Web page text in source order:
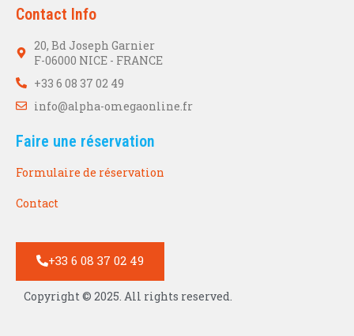
Contact Info
20, Bd Joseph Garnier
F-06000 NICE - FRANCE
+33 6 08 37 02 49
info@alpha-omegaonline.fr
Faire une réservation
Formulaire de réservation
Contact
+33 6 08 37 02 49
Copyright © 2025. All rights reserved.